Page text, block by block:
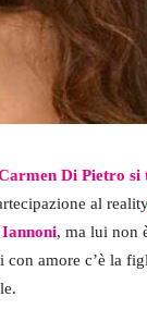
Di Pietro si
al
Iannoni, ma lui non
amore c’è la